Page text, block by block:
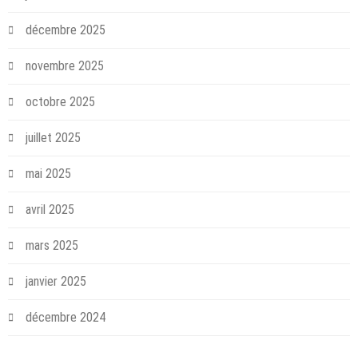
décembre 2025
novembre 2025
octobre 2025
juillet 2025
mai 2025
avril 2025
mars 2025
janvier 2025
décembre 2024